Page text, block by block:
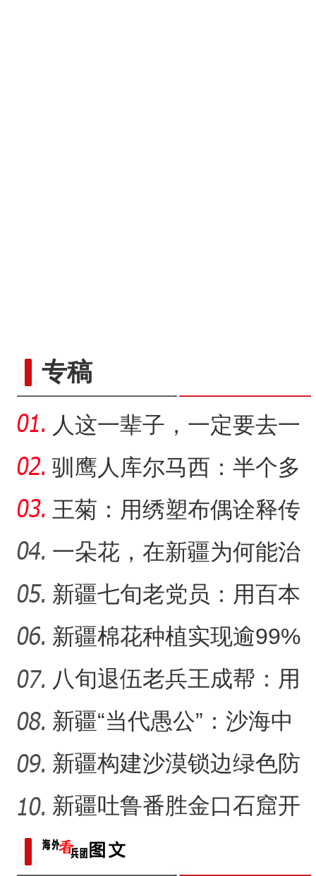
专稿
人这一辈子，一定要去一
趟新星市！
驯鹰人库尔马西：半个多
世纪的传统文化守望
王菊：用绣塑布偶诠释传
统符号与技艺
一朵花，在新疆为何能治
沙又致富？
新疆七旬老党员：用百本
日记记录村子半个多世纪
变
新疆棉花种植实现逾99%
机械化播种
八旬退伍老兵王成帮：用
半生光阴为城市披绿装
新疆“当代愚公”：沙海中
41载“凿”34公里“绿色
新疆构建沙漠锁边绿色防
护带 从“锁边绿化”到“产
新疆吐鲁番胜金口石窟开
放有何特殊意义？